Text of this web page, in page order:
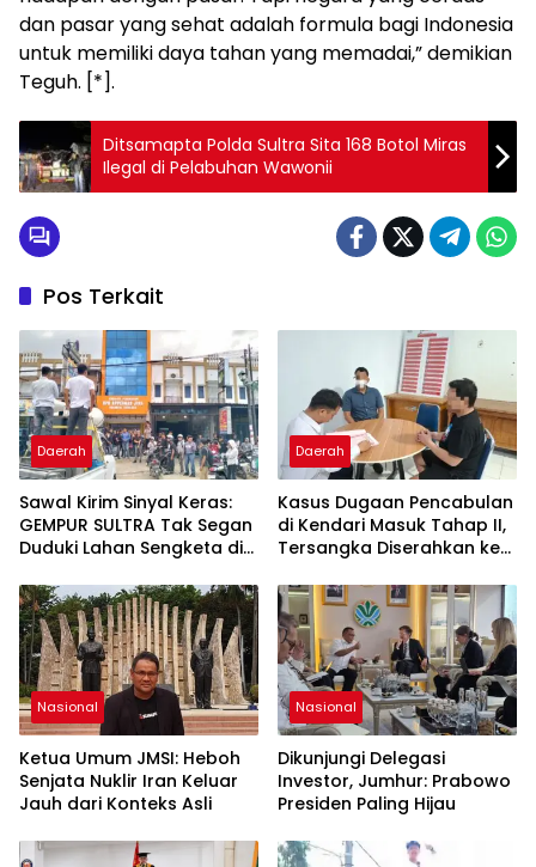
dan pasar yang sehat adalah formula bagi Indonesia
untuk memiliki daya tahan yang memadai,” demikian
Teguh. [*].
Ditsamapta Polda Sultra Sita 168 Botol Miras
Ilegal di Pelabuhan Wawonii
Pos Terkait
Daerah
Sawal Kirim Sinyal Keras:
GEMPUR SULTRA Tak Segan
Duduki Lahan Sengketa di
Daerah
Kasus Dugaan Pencabulan
di Kendari Masuk Tahap II,
Tersangka Diserahkan ke
Nasional
Ketua Umum JMSI: Heboh
Senjata Nuklir Iran Keluar
Jauh dari Konteks Asli
Nasional
Dikunjungi Delegasi
Investor, Jumhur: Prabowo
Presiden Paling Hijau